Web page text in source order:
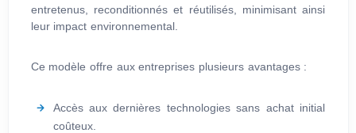
entretenus, reconditionnés et réutilisés, minimisant ainsi
leur impact environnemental.
Ce modèle offre aux entreprises plusieurs avantages :
Accès aux dernières technologies sans achat initial
coûteux.